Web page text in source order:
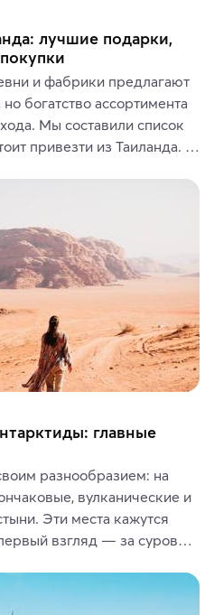
лучшие подарки,
и фабрики предлагают
богатство ассортимента
Мы составили список
привезти из Таиланда.
предметы интерьера
главные
разнообразием: на
вулканические и
Эти места кажутся
взгляд — за суровой
дарят одни из самых